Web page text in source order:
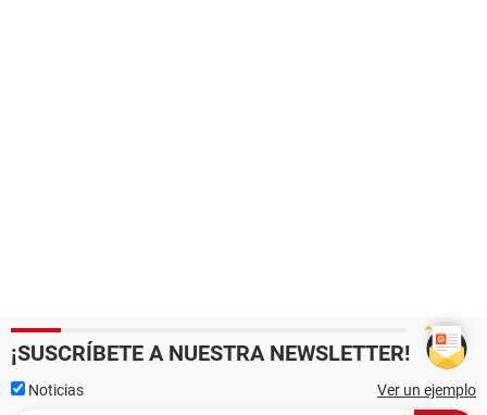
¡SUSCRÍBETE A NUESTRA NEWSLETTER!
Noticias Ver un ejemplo